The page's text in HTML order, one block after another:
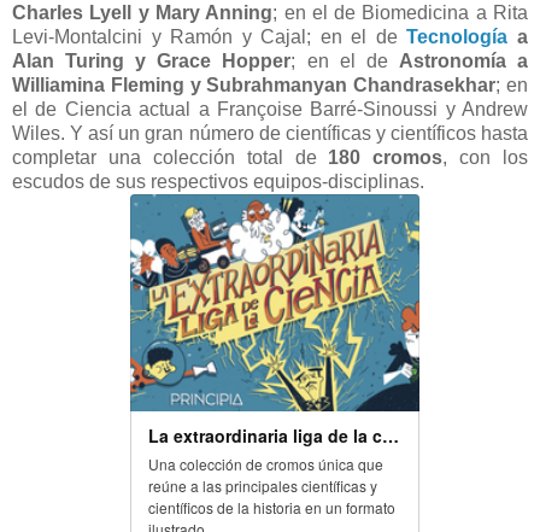
Charles Lyell y Mary Anning; en el de Biomedicina a Rita
Levi-Montalcini y Ramón y Cajal; en el deTecnología a
Alan Turing y Grace Hopper; en el de Astronomía a
Williamina Fleming y Subrahmanyan Chandrasekhar; en
el de Ciencia actual a Françoise Barré-Sinoussi y Andrew
Wiles. Y así un gran número de científicas y científicos hasta
completar una colección total de 180 cromos, con los
escudos de sus respectivos equipos-disciplinas.